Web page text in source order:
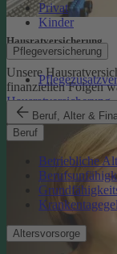
Privat
Kinder
Pflegeversicherung
Beruf, Alter &
Beruf
Betriebliche
Altersvorsorge
Hausratversicherung
Unsere
finanziellen Folgen
Hausratversicherung